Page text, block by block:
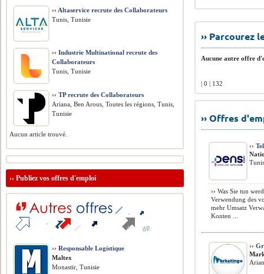
››
Aucune autre offre
| 0 | 132
›› Offres
››
›› Was Sie tun
Verwendung des
mehr Umsatz
Konten ...
››
›› Altaservice recrute des Collaborateurs
Tunis, Tunisie
›› Industrie Multinational recrute des
Collaborateurs
Tunis, Tunisie
›› TP recrute des Collaborateurs
Ariana, Ben Arous, Toutes les régions, Tunis,
Tunisie
Aucun article trouvé.
››Publiez vos offres d'emploi
›› Responsable Logistique
Maltex
Monastir, Tunisie